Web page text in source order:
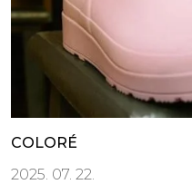
COLORÉ
2025. 07. 22.